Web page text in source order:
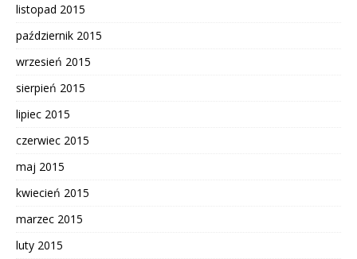
listopad 2015
październik 2015
wrzesień 2015
sierpień 2015
lipiec 2015
czerwiec 2015
maj 2015
kwiecień 2015
marzec 2015
luty 2015